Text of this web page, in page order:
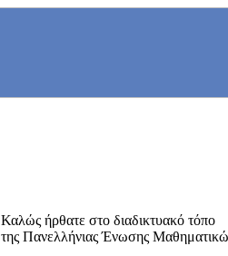
Καλώς ήρθατε στο διαδικτυακό τόπο
της Πανελλήνιας Ένωσης